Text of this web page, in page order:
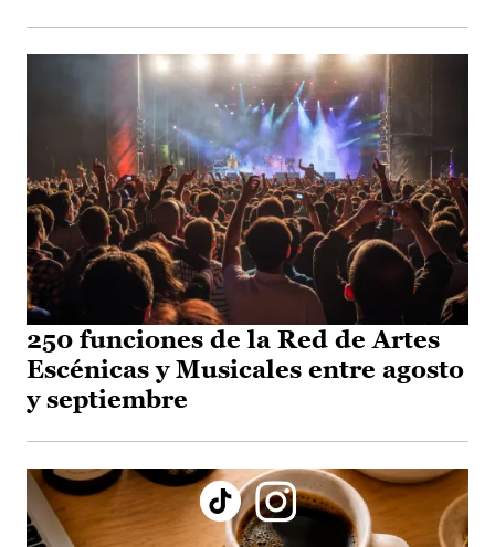
250 funciones de la Red de Artes
Escénicas y Musicales entre agosto
y septiembre